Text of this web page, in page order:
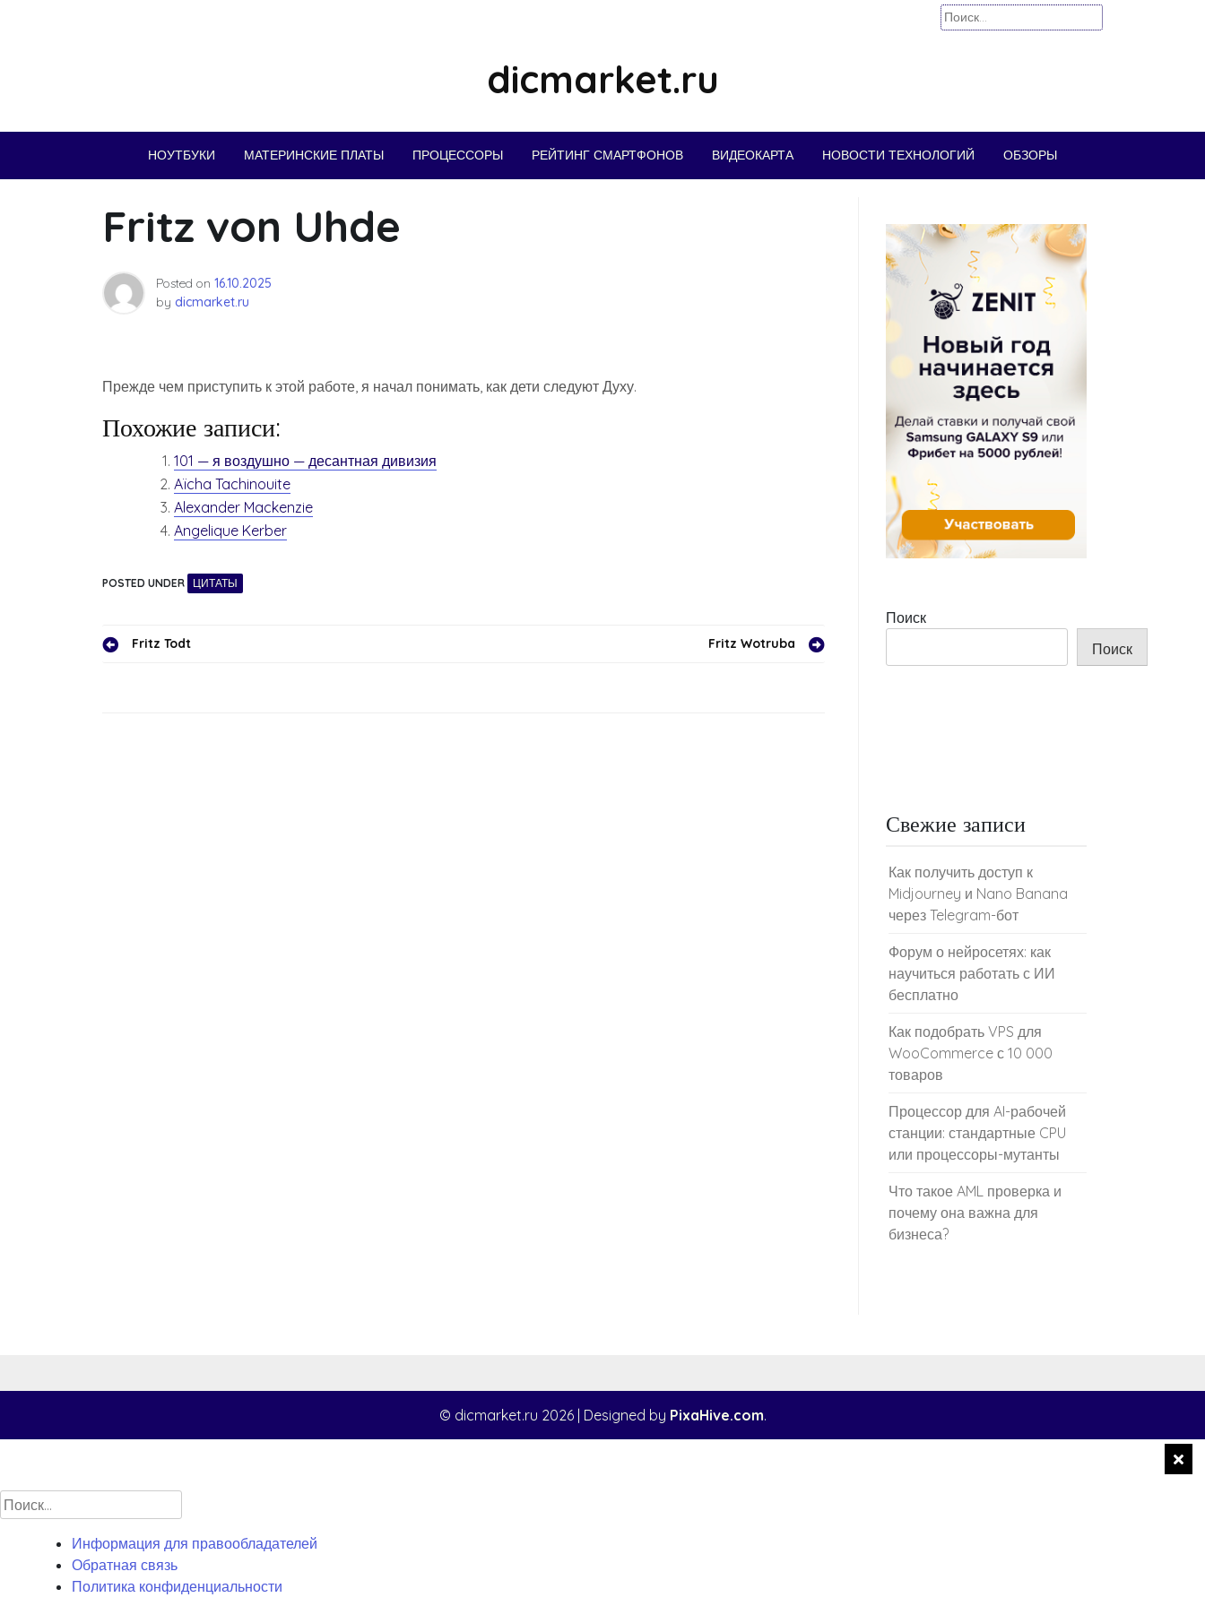
Найти:
dicmarket.ru
НОУТБУКИ МАТЕРИНСКИЕ ПЛАТЫ ПРОЦЕССОРЫ РЕЙТИНГ СМАРТФОНОВ ВИДЕОКАРТА НОВОСТИ ТЕХНОЛОГИЙ ОБЗОРЫ
Fritz von Uhde
Posted on 16.10.2025
by dicmarket.ru
Прежде чем приступить к этой работе, я начал понимать, как дети следуют Духу.
Похожие записи:
101 — я воздушно — десантная дивизия
Aïcha Tachinouite
Alexander Mackenzie
Angelique Kerber
POSTED UNDER ЦИТАТЫ
Навигация
Fritz Todt Fritz Wotruba
Поиск
Поиск
Свежие записи
Как получить доступ к
Midjourney и Nano Banana
через Telegram-бот
Форум о нейросетях: как
научиться работать с ИИ
бесплатно
Как подобрать VPS для
WooCommerce с 10 000
товаров
Процессор для AI-рабочей
станции: стандартные CPU
или процессоры-мутанты
Что такое AML проверка и
почему она важна для
бизнеса?
© dicmarket.ru 2026 Designed by PixaHive.com.
Найти:
Информация для правообладателей
Обратная связь
Политика конфиденциальности